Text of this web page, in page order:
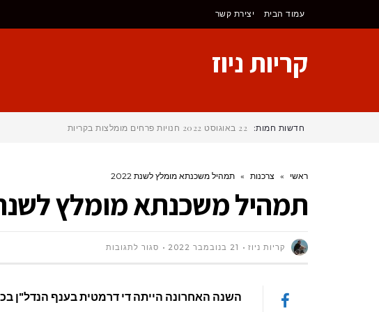
עמוד הבית יצירת קשר
קריות ניוז
חדשות חמות: 22 באוגוסט 2022 חנויות פרחים מומלצות בקריות
ראשי » צרכנות » תמהיל משכנתא מומלץ לשנת 2022
תמהיל משכנתא מומלץ לשנת
קריות ניוז 21 בנובמבר 2022 סגור לתגובותעל
השנה האחרונה הייתה די דרמטית בענף הנדל"ן